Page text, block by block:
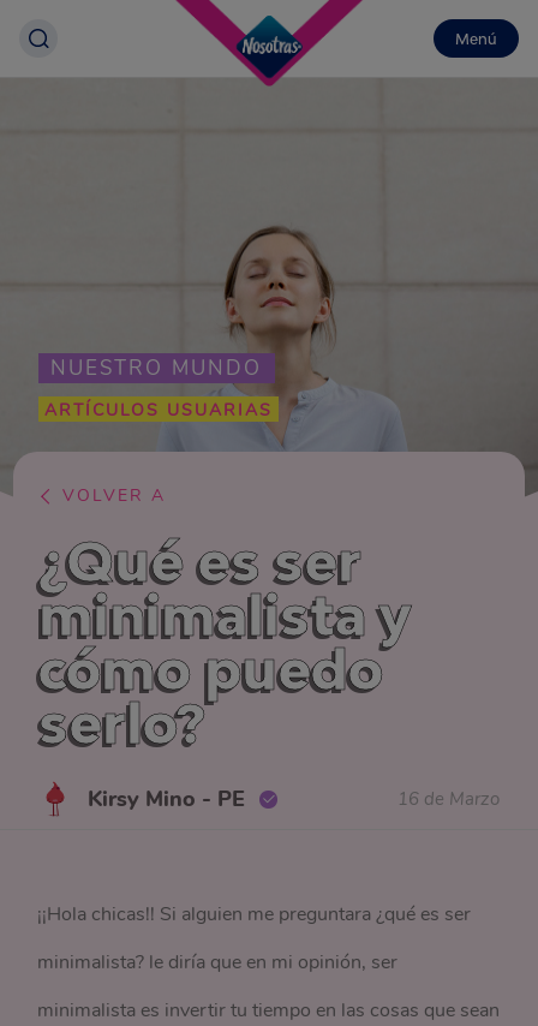
Menú
NUESTRO MUNDO
ARTÍCULOS USUARIAS
VOLVER A
¿Qué es ser
minimalista y
cómo puedo
serlo?
Kirsy Mino - PE 16 de Marzo
¡¡Hola chicas!! Si alguien me preguntara ¿qué es ser
minimalista? le diría que en mi opinión, ser
minimalista es invertir tu tiempo en las cosas que sean